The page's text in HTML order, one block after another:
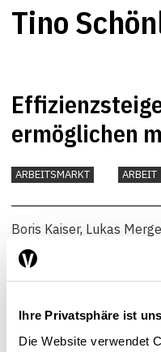
Ihre Privatsphäre ist
Die Website verwendet
Tino
ermöglichen
Freizeit
ARBEITSMARKT ARBEIT
Boris Kaiser, Lukas
Wehrli